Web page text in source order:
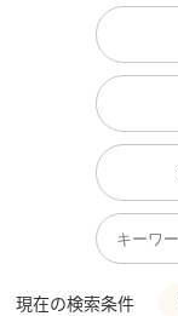
現在の検索条件